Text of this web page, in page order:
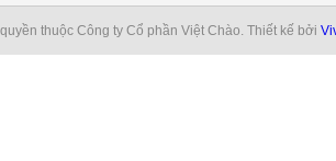
thuộc Công ty Cổ phần Việt Chào. Thiết kế bởi